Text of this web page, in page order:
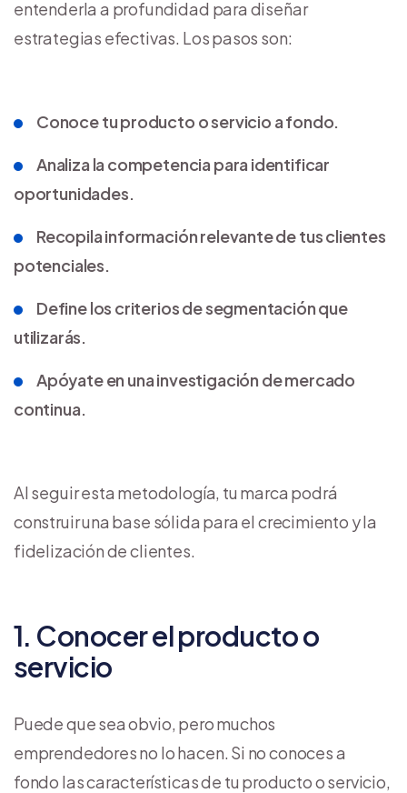
entenderla a profundidad para diseñar
estrategias efectivas. Los pasos son:
Conoce tu producto o servicio a fondo.
Analiza la competencia para identificar
oportunidades.
Recopila información relevante de tus clientes
potenciales.
Define los criterios de segmentación que
utilizarás.
Apóyate en una investigación de mercado
continua.
Al seguir esta metodología, tu marca podrá
construir una base sólida para el crecimiento y la
fidelización de clientes.
1. Conocer el producto o
servicio
Puede que sea obvio, pero muchos
emprendedores no lo hacen. Si no conoces a
fondo las características de tu producto o servicio,